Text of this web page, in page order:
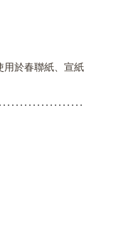
於春聯紙、宣紙